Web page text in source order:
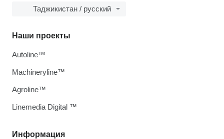
Таджикистан / русский
Информация
Наши проекты
Autoline™
Machineryline™
Agroline™
Linemedia Digital ™